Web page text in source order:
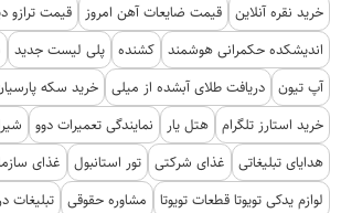
خرید نقره آنلاین قیمت ضایعات آهن امروز
قیمت ترازو
اندیشکده حکمرانی هوشمند کشنده پلی لیست جدید
آپ تیون دریافت طلای آبشده از میلی خرید سکه
خرید استارز تلگرام هتل یار نمایندگی تعمیرات دوو
هدایای تبلیغاتی
غذای شرکتی تور استانبول غذای
لوازم یدکی تویوتا قطعات تویوتا
مشاوره حقوقی تبلیغات